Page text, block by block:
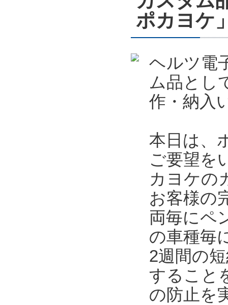
ポカヨケ
ヘルツ電
ム品とし
作・納入
本日は、
ご要望を
カヨケの
お客様の
両毎にペ
の車種毎
2週間の
すること
の防止を